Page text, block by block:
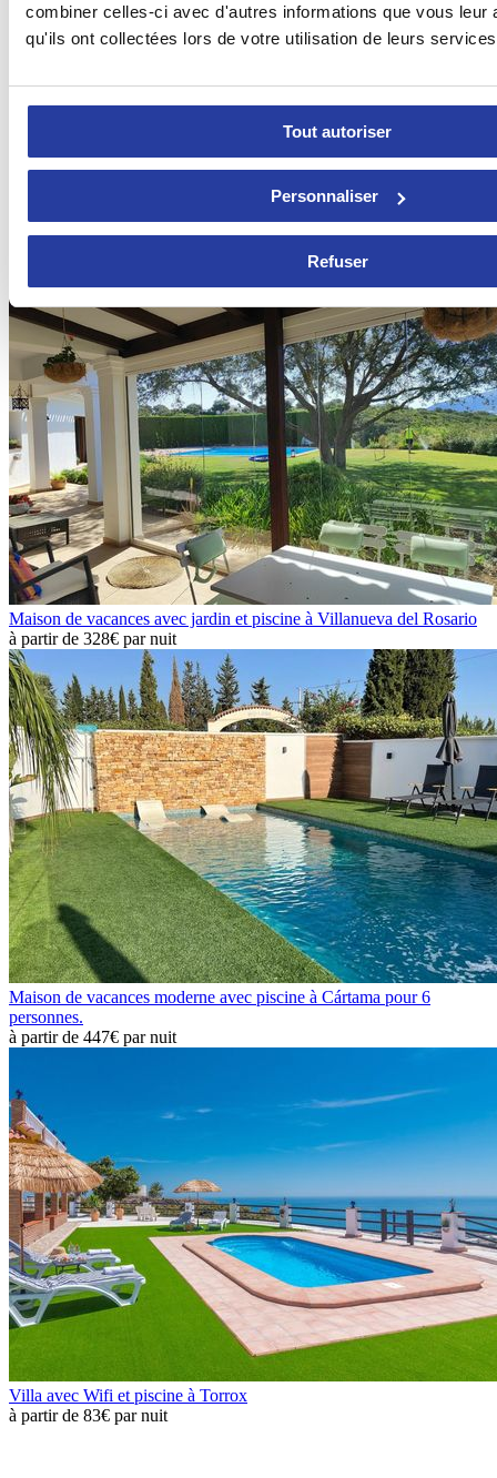
combiner celles-ci avec d'autres informations que vous leur
qu'ils ont collectées lors de votre utilisation de leurs
Tout autoriser
Personnaliser
Refuser
avez sûrement envie de pouvoir vous reposer dans l’une des
surprenantes maisons de vacances et villas de la Costa del Sol.
La proximité avec la mer, les superbes paysages, les chauds rayons
caractéristiques principalesde ces magnifiques propriétés qui vous
offriront le cadre idéal pour des moments de loisirs et de détente. Ne
manquez pas l’opportunité de passer des vacances inoubliables dans
un cadre spectaculaire.
Maison de vacances avec jardin et piscine à Villanueva del Rosario
à partir de 328€ par nuit
Maison de vacances moderne avec piscine à Cártama pour 6
personnes.
à partir de 447€ par nuit
Villa avec Wifi et piscine à Torrox
à partir de 83€ par nuit